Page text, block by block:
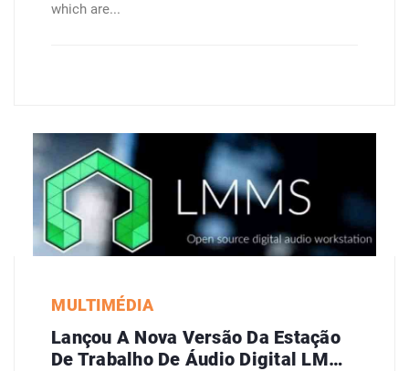
which are...
MULTIMÉDIA
Lançou A Nova Versão Da Estação
De Trabalho De Áudio Digital LMMS